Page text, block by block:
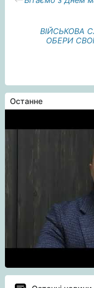
ВІЙСЬКОВА
ОБЕРИ
Останне